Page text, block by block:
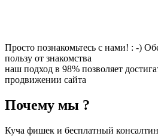
Просто познакомьтесь с нами! : -)
пользу от знакомства
наш подход в 98% позволяет
продвижении сайта
Почему мы ?
Куча фишек и бесплатный